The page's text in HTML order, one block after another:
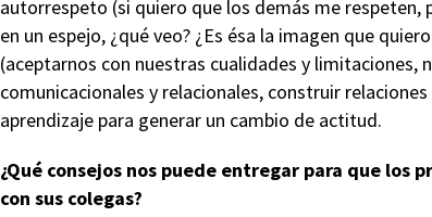
autorrespeto (si quiero que los demás me
en un espejo, ¿qué veo? ¿Es ésa la imagen que
(aceptarnos con nuestras cualidades y limitaciones,
comunicacionales y relacionales, construir
aprendizaje para generar un cambio de actitud.
¿Qué consejos nos puede entregar para que
con sus colegas?